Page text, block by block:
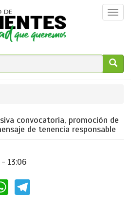
convocatoria, promoción de
de tenencia responsable
13:06
WhatsApp